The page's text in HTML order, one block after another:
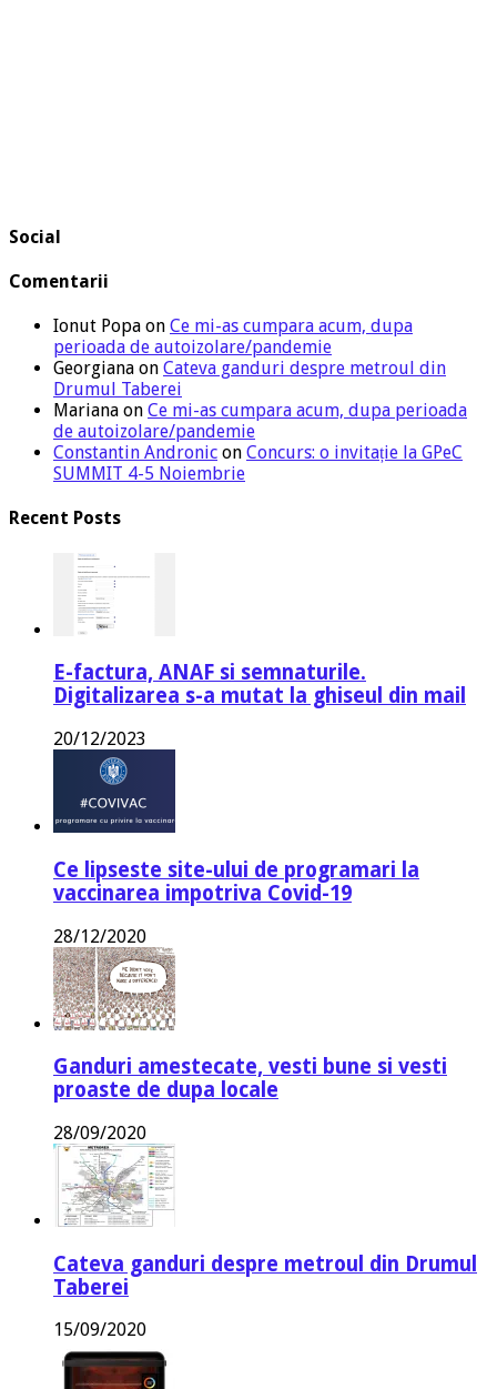
Social
Comentarii
Ionut Popa on Ce mi-as cumpara acum, dupa
perioada de autoizolare/pandemie
Georgiana on Cateva ganduri despre metroul din
Drumul Taberei
Mariana on Ce mi-as cumpara acum, dupa perioada
de autoizolare/pandemie
Constantin Andronic on Concurs: o invitație la GPeC
SUMMIT 4-5 Noiembrie
Recent Posts
E-factura, ANAF si semnaturile.
Digitalizarea s-a mutat la ghiseul din mail
20/12/2023
Ce lipseste site-ului de programari la
vaccinarea impotriva Covid-19
28/12/2020
Ganduri amestecate, vesti bune si vesti
proaste de dupa locale
28/09/2020
Cateva ganduri despre metroul din Drumul
Taberei
15/09/2020